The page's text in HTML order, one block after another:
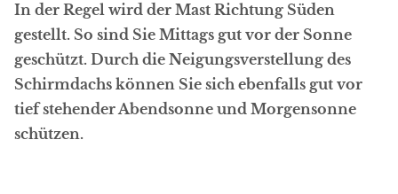
In der Regel wird der Mast Richtung Süden
gestellt. So sind Sie Mittags gut vor der Sonne
geschützt. Durch die Neigungsverstellung des
Schirmdachs können Sie sich ebenfalls gut vor
tief stehender Abendsonne und Morgensonne
schützen.